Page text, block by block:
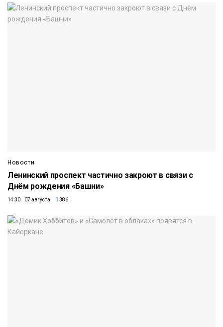
Новости
Ленинский проспект частично закроют в связи с
Днём рождения «Башни»
14:30 07 августа 386